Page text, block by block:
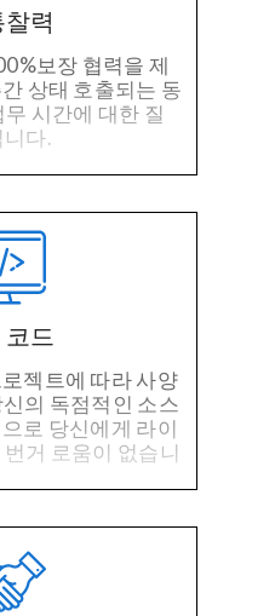
력
보장 협력을 제
상태 호출되는 동
시간에 대한 질
다.
드
젝트에 따라 사양
의 독점적인 소스
로 당신에게 라이
거 로움이 없습니